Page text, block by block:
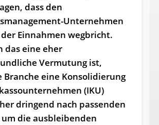
dass den
Unternehmen
Einnahmen wegbricht.
das eine eher
Vermutung ist,
Branche eine Konsolidierung
(IKU)
dringend nach passenden
um die ausbleibenden